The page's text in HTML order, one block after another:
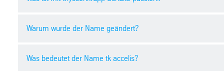
thyssenkrupp Schulte heißt jetzt tk accelis Materials.
Warum wurde der Name geändert?
Der neue Name spiegelt die Weiterentwicklung des
Was bedeutet der Name tk accelis?